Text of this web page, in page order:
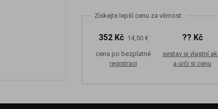
Získejte lepší cenu za věrnost:
352 Kč 14,50 €
cena po bezplatné
registraci
?? Kč
sestav si vlastní
a urči si cenu